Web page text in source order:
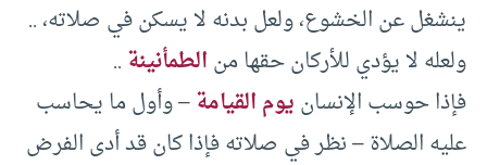
ينشغل عن الخشوع، ولعل بدنه لا يسكن في صلاته، ..
ولعله لا يؤدي للأركان حقها منالطمأنينة..
فإذا حوسب الإنسانيوم القيامة– وأول ما يحاسب
عليه الصلاة – نظر في صلاته فإذا كان قد أدى الفرض